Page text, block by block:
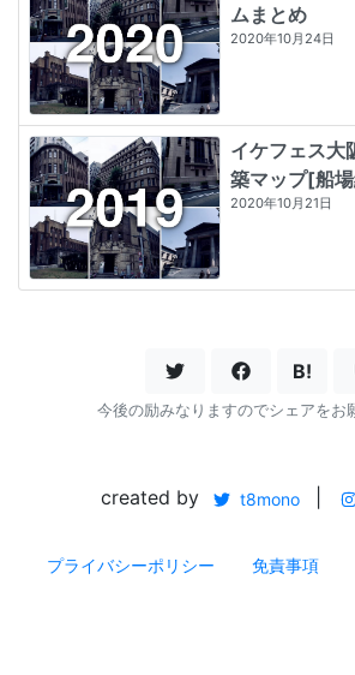
ムまとめ
2020年10月24日
イケフェス大
築マップ[船
2020年10月21日
B!
今後の励みなりますのでシェアをお
created by t8mono
プライバシーポリシー 免責事項